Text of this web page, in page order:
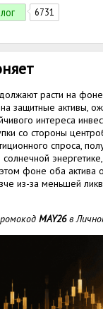
6731
расти на фоне
защитные активы,
интереса
со стороны
спроса,
фоне оба актива
из-за меньшей
MAY26в